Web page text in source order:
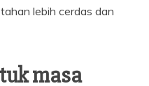
lebih cerdas dan
masa